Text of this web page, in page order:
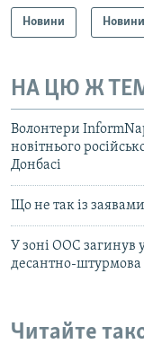
Новини Новини
НА ЦЮ Ж
Волонтери
новітнього
Донбасі
Що не так із
У зоні ООС загинув
десантно-штурмова
Читайте